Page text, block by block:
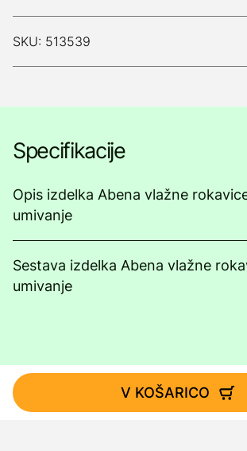
SKU: 513539
Specifikacije
Opis izdelka Abena vlažne
umivanje
Sestava izdelka Abena vlažne
umivanje
V KOŠARICO